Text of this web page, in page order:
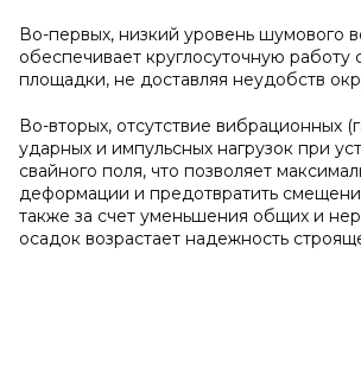
Во-первых, низкий уровень шумового
обеспечивает круглосуточную работу
площадки, не доставляя неудобств
Во-вторых, отсутствие вибрационных
ударных и импульсных нагрузок при
свайного поля, что позволяет
деформации и предотвратить
также за счет уменьшения общих и
осадок возрастает надежность